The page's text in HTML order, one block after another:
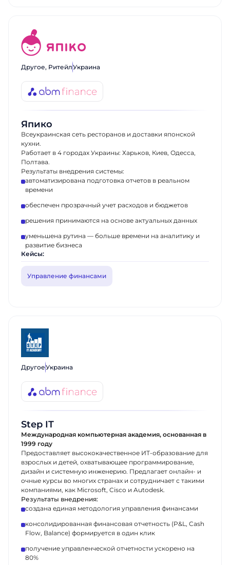
Другое, РитейлУкраина
Япико
Всеукраинская сеть ресторанов и доставки японской
кухни.
Работает в 4 городах Украины: Харьков, Киев, Одесса,
Полтава.
Результаты внедрения системы:
автоматизирована подготовка отчетов в реальном
времени
обеспечен прозрачный учет расходов и бюджетов
решения принимаются на основе актуальных данных
уменьшена рутина — больше времени на аналитику и
развитие бизнеса
Кейсы:
Управление финансами
ДругоеУкраина
Step IT
Международная компьютерная академия, основанная в
1999 году
Предоставляет высококачественное ИТ-образование для
взрослых и детей, охватывающее программирование,
дизайн и системную инженерию. Предлагает онлайн- и
очные курсы во многих странах и сотрудничает с такими
компаниями, как Microsoft, Cisco и Autodesk.
Результаты внедрения:
создана единая методология управления финансами
консолидированная финансовая отчетность (P&L, Cash
Flow, Balance) формируется в один клик
получение управленческой отчетности ускорено на
80%